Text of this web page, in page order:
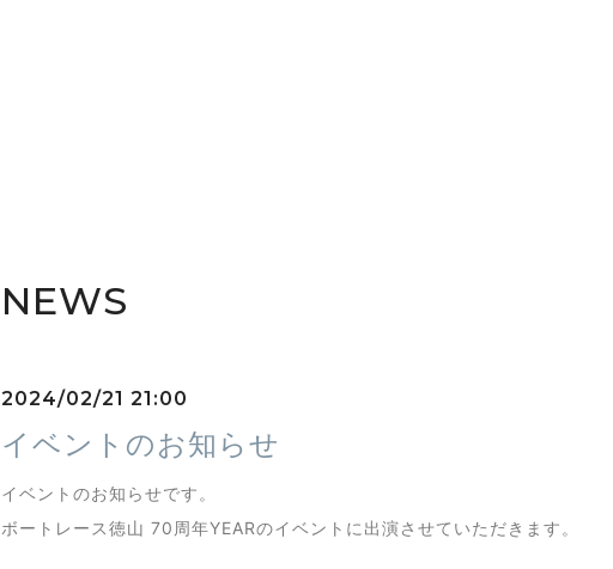
NEWS
2024/02/21 21:00
イベントのお知らせ
イベントのお知らせです。
ボートレース徳山 70周年YEARのイベントに出演させていただきます。